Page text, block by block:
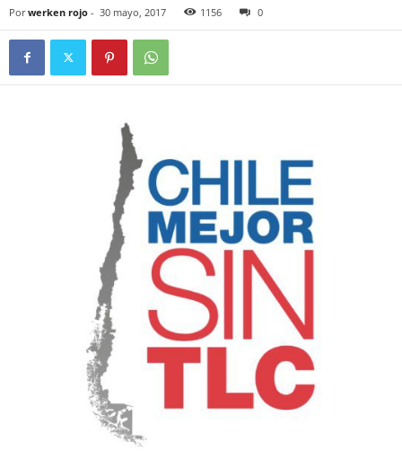
Por werken rojo - 30 mayo, 2017 1156 0